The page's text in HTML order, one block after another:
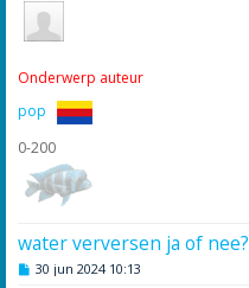
Onderwerp auteur
pop
0-200
water verversen ja of nee?
B30 jun 2024 10:13